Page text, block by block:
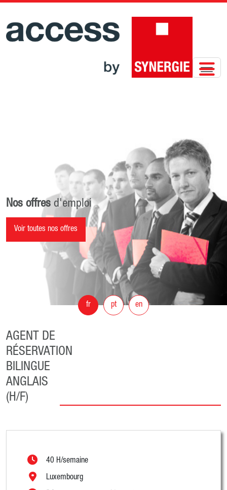
Nos offres d'emploi
Voir toutes nos offres
fr pt en
AGENT DE
RÉSERVATION
BILINGUE
ANGLAIS
(H/F)
40 H/semaine
Luxembourg